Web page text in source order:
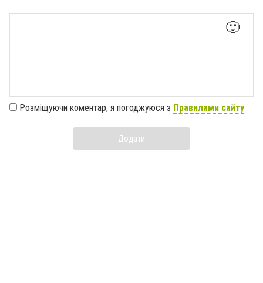
🙂
Розміщуючи коментар, я погоджуюся з Правилами сайту
Додати